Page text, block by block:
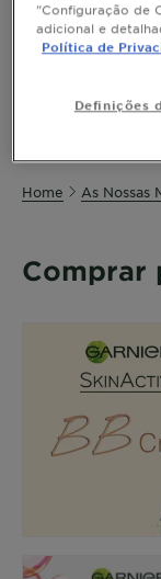
Home As Nossas
Comprar
"Configuração de
adicional e
Política de
Definições